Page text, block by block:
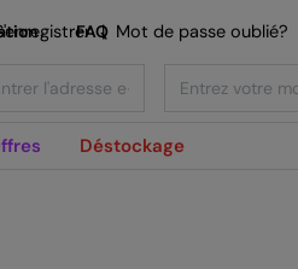
Déstockage
FAQ
| Mot de passe oublié?